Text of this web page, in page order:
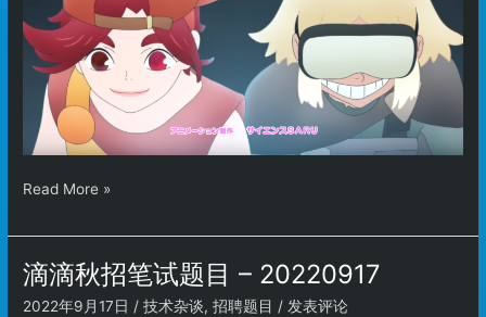
幽
幻
境
完
结
Read More »
滴滴秋招笔试题目 – 20220917
2022年9月17日 /技术杂谈,招聘题目 / 发表评论